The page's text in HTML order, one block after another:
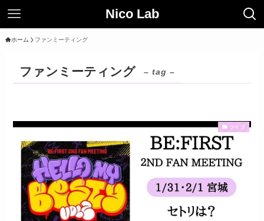
Nico Lab
ホーム ファンミーティング
ファンミーティング – tag –
ライブ